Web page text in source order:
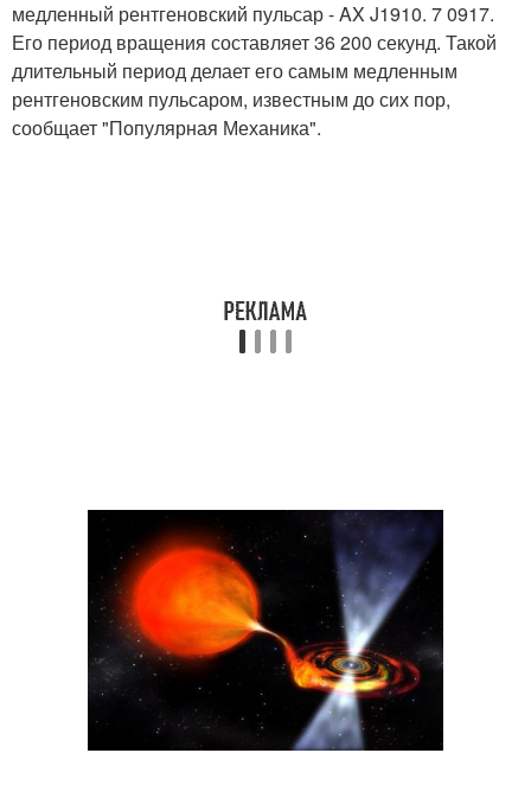
медленный рентгеновский пульсар - AX J1910. 7 0917.
Его период вращения составляет 36 200 секунд. Такой
длительный период делает его самым медленным
рентгеновским пульсаром, известным до сих пор,
сообщает "Популярная Механика".